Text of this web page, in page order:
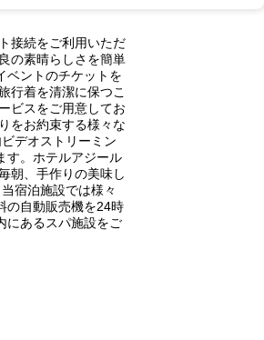
接続をご利用いただ
の素晴らしさを簡単
ベントのチケットを
行着を清潔に保つこ
ビスをご用意してお
をお約束する様々な
デオストリーミン
す。ホテルアジール
朝、手作りの美味し
宿泊施設では様々
の自動販売機を24時
にあるスパ施設をご